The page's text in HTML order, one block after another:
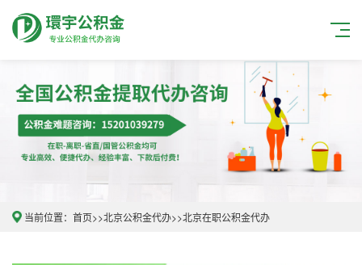
当前位置： 首页>>北京公积金代办>>北京在职公积金代办